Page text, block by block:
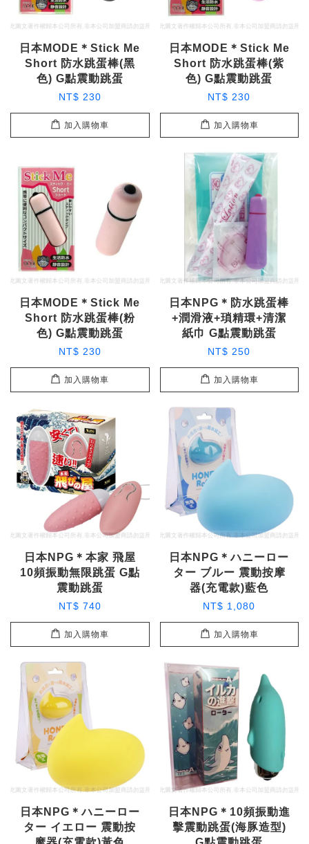
日本MODE＊Stick Me
Short 防水跳蛋棒(黑
色) G點震動跳蛋
NT$ 230
加入購物車
日本MODE＊Stick Me
Short 防水跳蛋棒(紫
色) G點震動跳蛋
NT$ 230
加入購物車
日本MODE＊Stick Me
Short 防水跳蛋棒(粉
色) G點震動跳蛋
NT$ 230
加入購物車
日本NPG＊防水跳蛋棒
+潤滑液+瑣精環+清潔
紙巾 G點震動跳蛋
NT$ 250
加入購物車
日本NPG＊本家 飛屋
10頻振動無限跳蛋 G點
震動跳蛋
NT$ 740
加入購物車
日本NPG＊ハニーロー
ター ブルー 震動按摩
器(充電款)藍色
NT$ 1,080
加入購物車
日本NPG＊ハニーロー
ター イエロー 震動按
日本NPG＊10頻振動進
擊震動跳蛋(海豚造型)